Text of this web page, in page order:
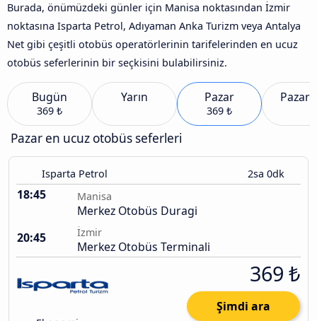
Burada, önümüzdeki günler için Manisa noktasından İzmir
noktasına Isparta Petrol, Adıyaman Anka Turizm veya Antalya
Net gibi çeşitli otobüs operatörlerinin tarifelerinden en ucuz
otobüs seferlerinin bir seçkisini bulabilirsiniz.
Bugün
369 ₺
Yarın Pazar
369 ₺
Pazar en ucuz otobüs seferleri
Isparta Petrol 2sa 0dk
18:45 Manisa
Merkez Otobüs Duragi
20:45
İzmir
Merkez Otobüs Terminali
369 ₺
Şimdi ara